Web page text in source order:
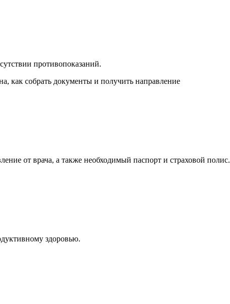
противопоказаний.
от врача, а также необходимый паспорт и страховой полис.
здоровью.